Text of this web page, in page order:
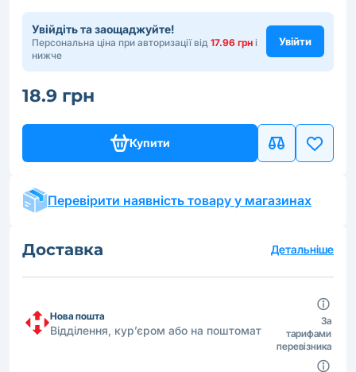
Увійдіть та заощаджуйте!
Персональна ціна при авторизації від 17.96 грн і
нижче
Увійти
18.9 грн
Купити
Перевірити наявність товару у магазинах
Доставка Детальніше
Нова пошта
Відділення, кур’єром або на поштомат
За
тарифами
перевізника